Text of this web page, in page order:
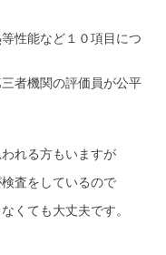
性能など１０項目につ
者機関の評価員が公平
れる方もいますが
査をしているので
くても大丈夫です。